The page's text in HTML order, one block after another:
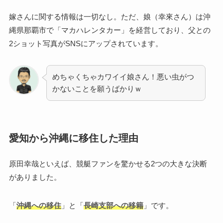
嫁さんに関する情報は一切なし。ただ、娘（幸來さん）は沖
縄県那覇市で「マカハレンタカー」を経営しており、父との
2ショット写真がSNSにアップされています。
めちゃくちゃカワイイ娘さん！悪い虫がつ
かないことを願うばかりｗ
愛知から沖縄に移住した理由
原田幸哉といえば、競艇ファンを驚かせる2つの大きな決断
がありました。
「沖縄への移住」と「長崎支部への移籍」です。